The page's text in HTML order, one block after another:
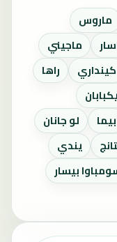
ماروس
ماجيني
كينداري
راها
بيما
لو جانان
يندي
بيسار